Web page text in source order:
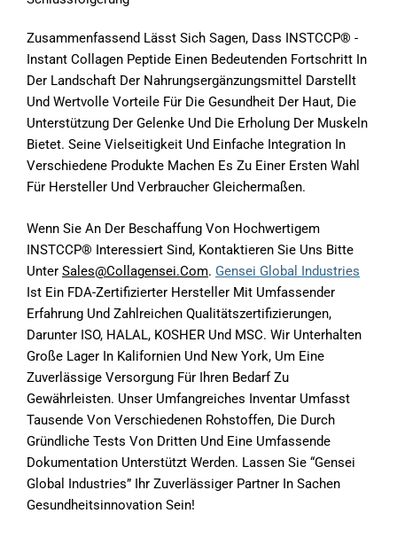
Zusammenfassend Lässt Sich Sagen, Dass INSTCCP® -
Instant Collagen Peptide Einen Bedeutenden Fortschritt In
Der Landschaft Der Nahrungsergänzungsmittel Darstellt
Und Wertvolle Vorteile Für Die Gesundheit Der Haut, Die
Unterstützung Der Gelenke Und Die Erholung Der Muskeln
Bietet. Seine Vielseitigkeit Und Einfache Integration In
Verschiedene Produkte Machen Es Zu Einer Ersten Wahl
Für Hersteller Und Verbraucher Gleichermaßen.
Wenn Sie An Der Beschaffung Von Hochwertigem
INSTCCP® Interessiert Sind, Kontaktieren Sie Uns Bitte
Unter Sales@collagensei.com. Gensei Global Industries
Ist Ein FDA-Zertifizierter Hersteller Mit Umfassender
Erfahrung Und Zahlreichen Qualitätszertifizierungen,
Darunter ISO, HALAL, KOSHER Und MSC. Wir Unterhalten
Große Lager In Kalifornien Und New York, Um Eine
Zuverlässige Versorgung Für Ihren Bedarf Zu
Gewährleisten. Unser Umfangreiches Inventar Umfasst
Tausende Von Verschiedenen Rohstoffen, Die Durch
Gründliche Tests Von Dritten Und Eine Umfassende
Dokumentation Unterstützt Werden. Lassen Sie “Gensei
Global Industries” Ihr Zuverlässiger Partner In Sachen
Gesundheitsinnovation Sein!